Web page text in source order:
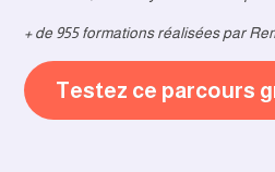
+ de 955 formations réalisées par
Testez ce parcours